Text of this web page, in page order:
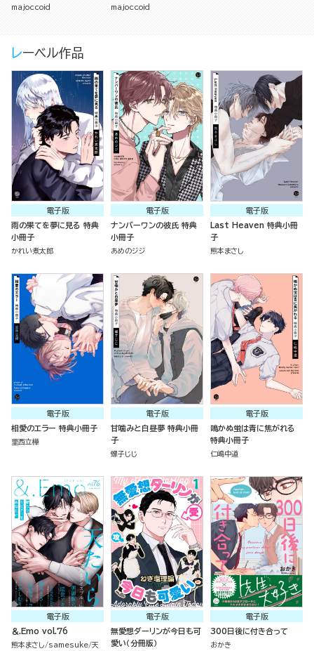
majoccoid majoccoid
レーベル作品
電子版
雨の果てを夢に見る 特典
小冊子
かれい煮太郎
電子版
ナンバーワンの彼氏 特典
小冊子
あめのジジ
電子版
Last Heaven 特典小冊
子
熊本まさし
電子版
相愛のエラー 特典小冊子
里西立樺
電子版
甘噛みと白昼夢 特典小冊
子
螺子じじ
電子版
鳴かぬ蛍は青に焦がれる
特典小冊子
仁嶋中道
電子版
＆.Emo vol.76
熊本まさし samesuke 天
電子版
無愛想ダーリンが今日も可
愛い（分冊版）
電子版
300日後に付き合って
おかき